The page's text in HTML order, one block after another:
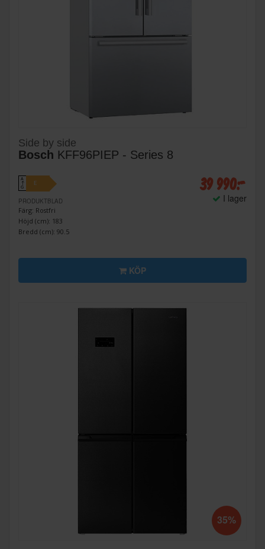
Side by side
Bosch KFF96PIEP - Series 8
A
↑
G
E
PRODUKTBLAD
Färg: Rostfri
Höjd (cm): 183
Bredd (cm): 90.5
39 990:-
I lager
KÖP
35%